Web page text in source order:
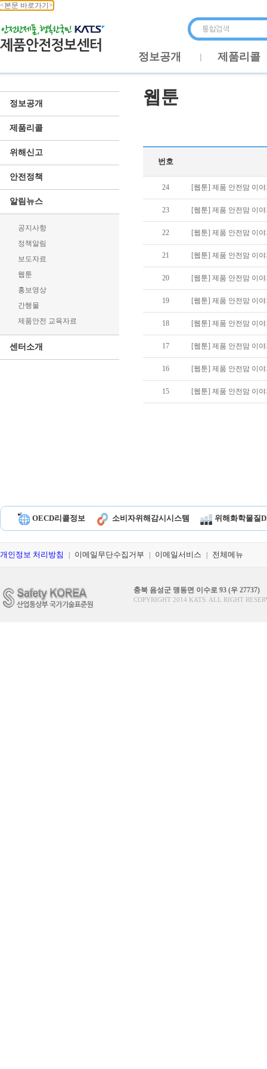
<본문 바로가기>
정보공개 제품리콜
정보공개
제품리콜
위해신고
안전정책
알림뉴스
공지사항
정책알림
보도자료
웹툰
홍보영상
간행물
제품안전 교육자료
센터소개
웹툰
번호
24 [웹툰] 제품 안전맘 이
23 [웹툰] 제품 안전맘 이야
22 [웹툰] 제품 안전맘 이야
21 [웹툰] 제품 안전맘 이야
20 [웹툰] 제품 안전맘 이야
19 [웹툰] 제품 안전맘 이야
18 [웹툰] 제품 안전맘 이야
17 [웹툰] 제품 안전맘 이야
16 [웹툰] 제품 안전맘 이야
15 [웹툰] 제품 안전맘 이야
OECD리콜정보 소비자위해감시시스템 위해화학물질
개인정보 처리방침 이메일무단수집거부 이메일서비스 전체메뉴
충북 음성군 맹동면 이수로 93 (우 27737)
COPYRIGHT 2014 KATS. ALL RIGHT